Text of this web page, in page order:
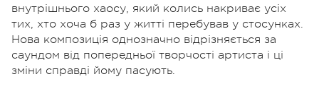
внутрішнього хаосу, який колись накриває усіх
тих, хто хоча б раз у житті перебував у стосунках.
Нова композиція однозначно відрізняється за
саундом від попередньої творчості артиста і ці
зміни справді йому пасують.